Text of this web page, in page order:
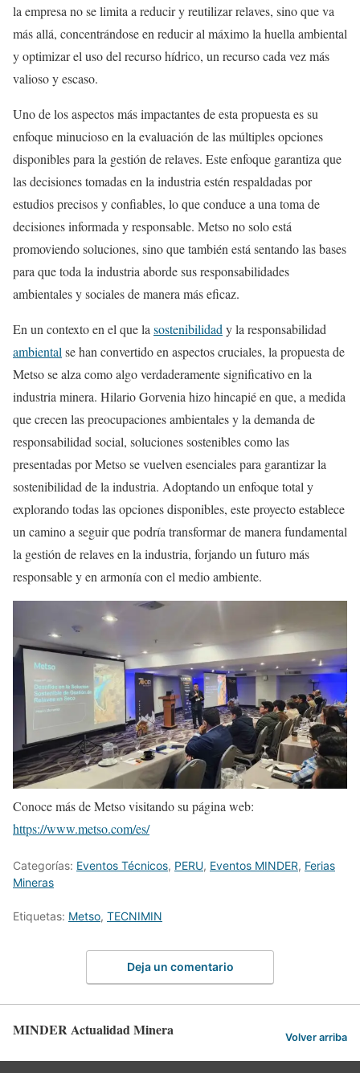
la empresa no se limita a reducir y reutilizar relaves, sino que va
más allá, concentrándose en reducir al máximo la huella ambiental
y optimizar el uso del recurso hídrico, un recurso cada vez más
valioso y escaso.
Uno de los aspectos más impactantes de esta propuesta es su
enfoque minucioso en la evaluación de las múltiples opciones
disponibles para la gestión de relaves. Este enfoque garantiza que
las decisiones tomadas en la industria estén respaldadas por
estudios precisos y confiables, lo que conduce a una toma de
decisiones informada y responsable. Metso no solo está
promoviendo soluciones, sino que también está sentando las bases
para que toda la industria aborde sus responsabilidades
ambientales y sociales de manera más eficaz.
En un contexto en el que la sostenibilidad y la responsabilidad
ambiental se han convertido en aspectos cruciales, la propuesta de
Metso se alza como algo verdaderamente significativo en la
industria minera. Hilario Gorvenia hizo hincapié en que, a medida
que crecen las preocupaciones ambientales y la demanda de
responsabilidad social, soluciones sostenibles como las
presentadas por Metso se vuelven esenciales para garantizar la
sostenibilidad de la industria. Adoptando un enfoque total y
explorando todas las opciones disponibles, este proyecto establece
un camino a seguir que podría transformar de manera fundamental
la gestión de relaves en la industria, forjando un futuro más
responsable y en armonía con el medio ambiente.
Conoce más de Metso visitando su página web:
https://www.metso.com/es/
Categorías: Eventos Técnicos, PERU, Eventos MINDER, Ferias
Mineras
Etiquetas: Metso, TECNIMIN
Deja un comentario
MINDER Actualidad Minera Volver arriba